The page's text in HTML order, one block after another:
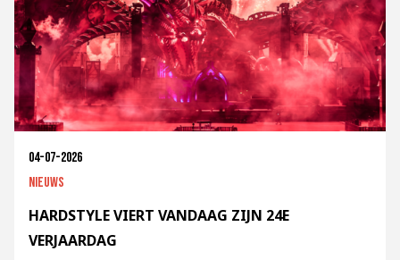
04-07-2026
Nieuws
HARDSTYLE VIERT VANDAAG ZIJN 24E
VERJAARDAG